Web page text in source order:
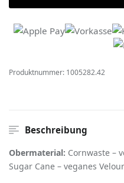
Produktnummer: 1005282.42
Beschreibung
Obermaterial: Cornwaste –
Sugar Cane – veganes